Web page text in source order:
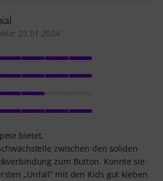
23.01.2024
bietet.
zwischen den soliden
zum Button. Konnte sie
„Unfall“ mit den Kids gut kleben